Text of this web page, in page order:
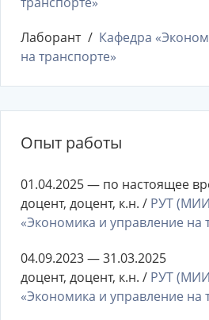
Лаборант
Кафедра
на транспорте»
Опыт работы
01.04.2025 — по настоящее
доцент, доцент, к.н. / РУТ
«Экономика и управление на
04.09.2023 — 31.03.2025
доцент, доцент, к.н. / РУТ
«Экономика и управление на